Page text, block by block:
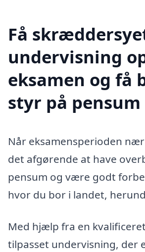
Få
undervisning
eksamen og få
styr på pensum
Når eksamensperioden
det afgørende at have
pensum og være godt
hvor du bor i landet,
Med hjælp fra en
tilpasset undervisning, der